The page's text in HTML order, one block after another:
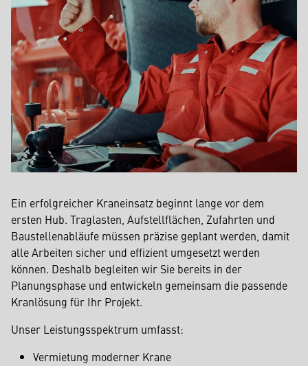
Ein erfolgreicher Kraneinsatz beginnt lange vor dem
ersten Hub. Traglasten, Aufstellflächen, Zufahrten und
Baustellenabläufe müssen präzise geplant werden, damit
alle Arbeiten sicher und effizient umgesetzt werden
können. Deshalb begleiten wir Sie bereits in der
Planungsphase und entwickeln gemeinsam die passende
Kranlösung für Ihr Projekt.
Unser Leistungsspektrum umfasst:
Vermietung moderner Krane